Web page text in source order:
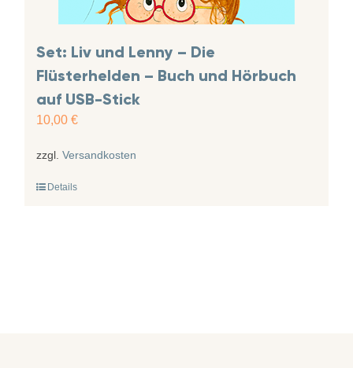
Set: Liv und Lenny – Die
Flüsterhelden – Buch und Hörbuch
auf USB-Stick
10,00 €
zzgl. Versandkosten
Details